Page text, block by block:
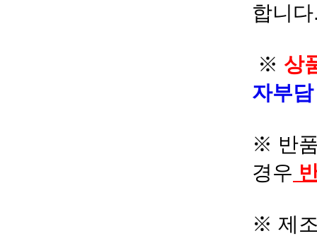
합니
※ 상
자부
※ 반
경우
※ 제